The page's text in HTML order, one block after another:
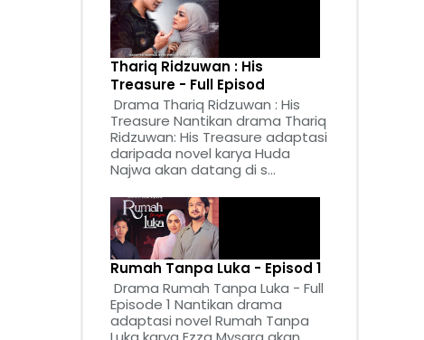
Thariq Ridzuwan : His
Treasure - Full Episod
Drama Thariq Ridzuwan : His
Treasure Nantikan drama Thariq
Ridzuwan: His Treasure adaptasi
daripada novel karya Huda
Najwa akan datang di s...
Rumah Tanpa Luka - Episod 1
Drama Rumah Tanpa Luka - Full
Episode 1 Nantikan drama
adaptasi novel Rumah Tanpa